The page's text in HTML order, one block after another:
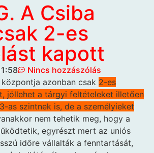
A Csiba
2-es
kapott
Nincs hozzászólás
azonban csak 2-es
jóllehet a tárgyi feltételeket illetően
as szintnek is, de a személyieket
nem tehetik meg, hogy a
egyrészt mert az uniós
időre vállalták a fenntartását,